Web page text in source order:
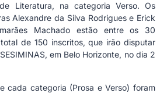
Literatura, na categoria Verso. Os
Alexandre da Silva Rodrigues e Erick
Machado estão entre os 30
de 150 inscritos, que irão disputar
em Belo Horizonte, no dia 2
cada categoria (Prosa e Verso) foram